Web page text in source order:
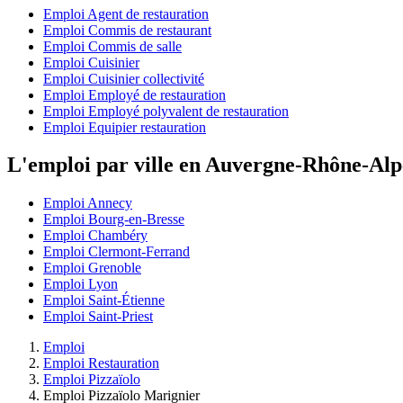
Emploi Agent de restauration
Emploi Commis de restaurant
Emploi Commis de salle
Emploi Cuisinier
Emploi Cuisinier collectivité
Emploi Employé de restauration
Emploi Employé polyvalent de restauration
Emploi Equipier restauration
L'emploi par ville en Auvergne-Rhône-
Emploi Annecy
Emploi Bourg-en-Bresse
Emploi Chambéry
Emploi Clermont-Ferrand
Emploi Grenoble
Emploi Lyon
Emploi Saint-Étienne
Emploi Saint-Priest
Emploi
Emploi Restauration
Emploi Pizzaïolo
Emploi Pizzaïolo Marignier